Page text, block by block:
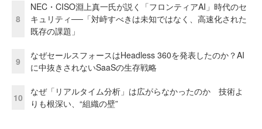
8
NEC・CISO淵上真一氏が説く「フロンティアAI」時代のセ
キュリティ──「対峙すべきは未知ではなく、高速化された
既存の課題」
9
なぜセールスフォースはHeadless 360を発表したのか？AI
に中抜きされないSaaSの生存戦略
10
なぜ「リアルタイム分析」は広がらなかったのか 技術よ
りも根深い、“組織の壁”